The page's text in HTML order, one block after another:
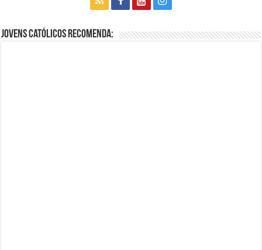
Jovens Católicos Recomenda: